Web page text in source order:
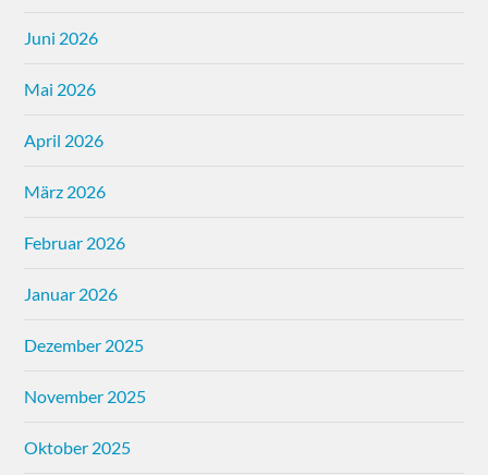
Juni 2026
Mai 2026
April 2026
März 2026
Februar 2026
Januar 2026
Dezember 2025
November 2025
Oktober 2025